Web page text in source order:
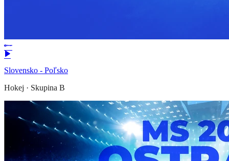
Slovensko - Poľsko
Hokej · Skupina B